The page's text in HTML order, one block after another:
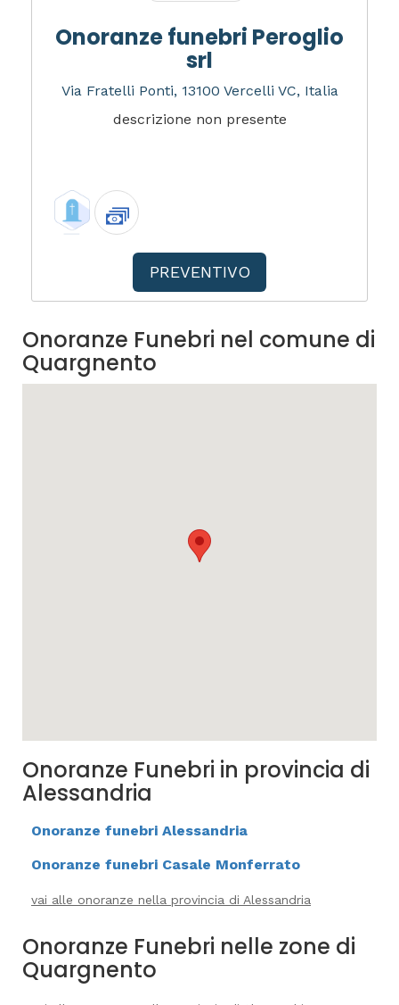
Onoranze funebri Peroglio
srl
Via Fratelli Ponti, 13100 Vercelli VC, Italia
descrizione non presente
PREVENTIVO
Onoranze Funebri nel comune di
Quargnento
Onoranze Funebri in provincia di
Alessandria
Onoranze funebri Alessandria
Onoranze funebri Casale Monferrato
vai alle onoranze nella provincia di Alessandria
Onoranze Funebri nelle zone di
Quargnento